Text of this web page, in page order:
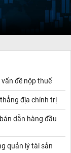
đề nộp thuế
địa chính trị
dẫn hàng đầu
quản lý tài sản